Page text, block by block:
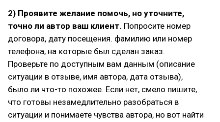
2) Проявите желание помочь, но уточните,
точно ли автор ваш клиент. Попросите номер
договора, дату посещения. фамилию или номер
телефона, на которые был сделан заказ.
Проверьте по доступным вам данным (описание
ситуации в отзыве, имя автора, дата отзыва),
было ли что-то похожее. Если нет, смело пишите,
что готовы незамедлительно разобраться в
ситуации и понимаете чувства автора, но вот найти